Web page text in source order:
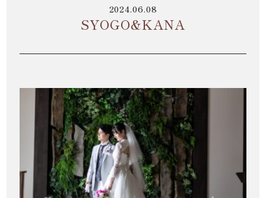
2024.06.08
SYOGO&KANA